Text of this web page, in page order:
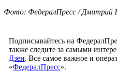
Фото: ФедералПресс / Дмитрий
Подписывайтесь на
также следите за самыми
Дзен. Все самое важное и
«ФедералПресс».